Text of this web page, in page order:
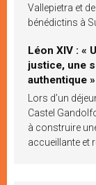
Vallepietra et
bénédictins à
Léon XIV : «
justice, une
authentique »
Lors d’un
Castel
à construire
accueillante et